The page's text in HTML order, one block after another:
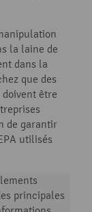
la laine de
dans la
que des
être
de garantir
utilisés
principales